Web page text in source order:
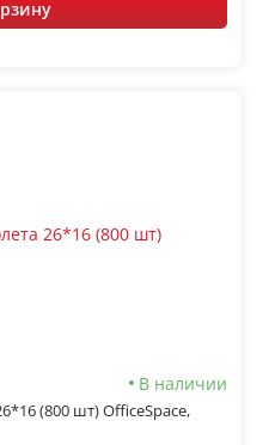
В наличии
(800 шт) OfficeSpace,